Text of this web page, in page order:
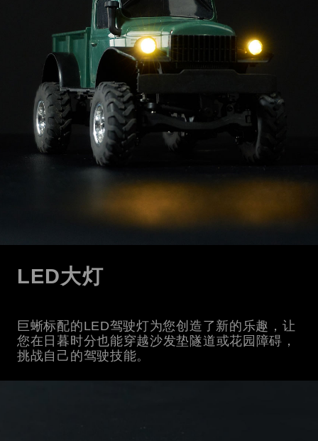
LED大灯
巨蜥标配的LED驾驶灯为您创造了新的乐趣，让
您在日暮时分也能穿越沙发垫隧道或花园障碍，
挑战自己的驾驶技能。